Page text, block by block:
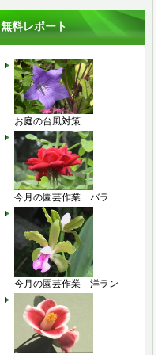
無料レポート
お庭の台風対策
今月の園芸作業 バラ
今月の園芸作業 洋ラン